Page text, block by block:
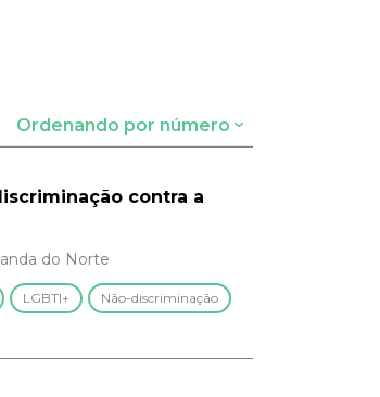
Ordenando por número
contra a
do Norte
LGBTI+ Não-discriminação